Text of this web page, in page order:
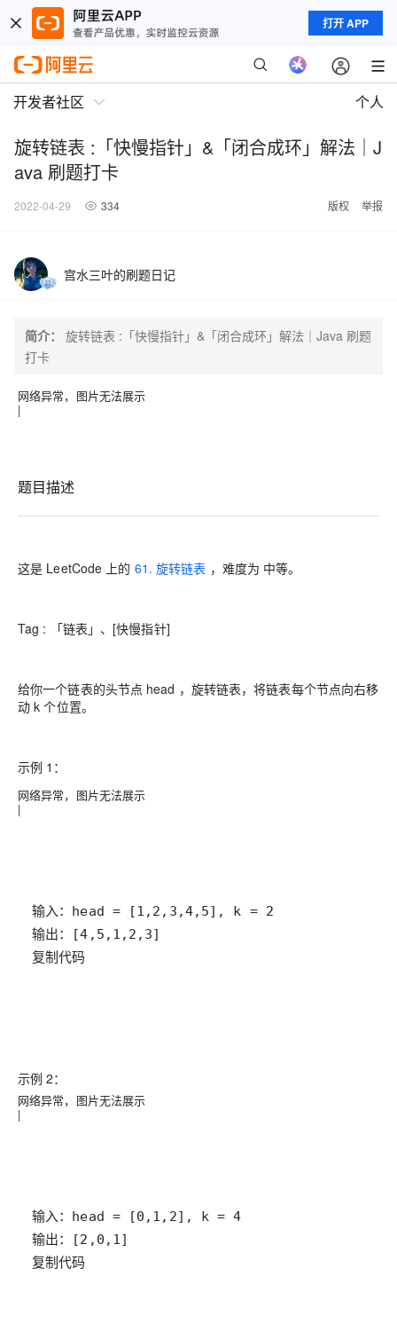
打开 APP
开发者社区 个人
旋转链表 :「快慢指针」&「闭合成环」解法｜J
ava 刷题打卡
2022-04-29 334 版权 举报
宫水三叶的刷题日记
简介：
旋转链表 :「快慢指针」&「闭合成环」解法｜Java 刷题
打卡
网络异常，图片无法展示
|
题目描述
这是 LeetCode 上的 61. 旋转链表 ，难度为 中等。
Tag : 「链表」、[快慢指针]
给你一个链表的头节点 head ，旋转链表，将链表每个节点向右移
动 k 个位置。
示例 1：
网络异常，图片无法展示
|
复制代码
示例 2：
网络异常，图片无法展示
|
复制代码